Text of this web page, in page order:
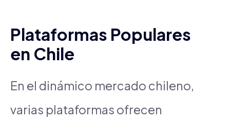
Plataformas Populares
en Chile
En el dinámico mercado chileno,
varias plataformas ofrecen